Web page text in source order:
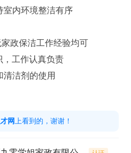
室内环境整洁有序
政保洁工作经验均可
工作认真负责
洁剂的使用
网 上看到的，谢谢！